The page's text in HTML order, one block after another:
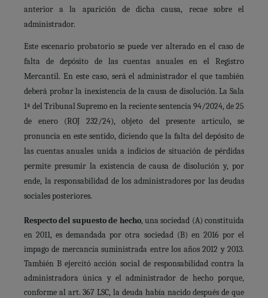
anterior a la aparición de dicha causa, recae sobre el
administrador.
Este escenario probatorio se puede ver alterado en el caso de
falta de depósito de las cuentas anuales en el Registro
Mercantil. En este caso, será el administrador el que también
deberá probar la inexistencia de la causa de disolución. La Sala
1ª del Tribunal Supremo en la reciente sentencia 94/2024, de 25
de enero (ROJ 232/24), objeto del presente artículo, se
pronuncia en este sentido, diciendo que la falta del depósito de
las cuentas anuales unida a indicios de situación de pérdidas
permite presumir la existencia de causa de disolución y, por
ende, la responsabilidad de los administradores por las deudas
sociales posteriores.
Respecto del supuesto de hecho, una sociedad (A) constituida
en 2011, es demandada por otra sociedad (B) en 2016 por el
impago de mercancía suministrada entre los años 2012 y 2013.
También B ejercitó acción social de responsabilidad contra la
administradora única y el administrador de hecho porque,
conforme al art. 367 LSC, la deuda había nacido después de que